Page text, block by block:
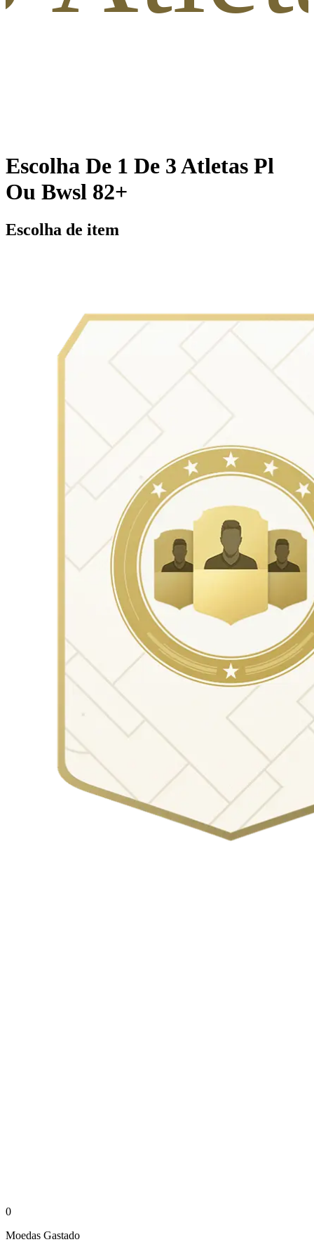
Escolha De 1 De 3 Atletas Pl
Ou Bwsl 82+
Escolha de item
0
Moedas Gastado